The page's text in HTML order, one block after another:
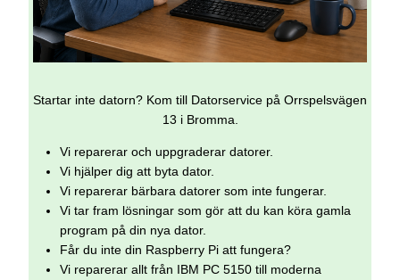
Startar inte datorn? Kom till Datorservice på Orrspelsvägen
13 i Bromma.
Vi reparerar och uppgraderar datorer.
Vi hjälper dig att byta dator.
Vi reparerar bärbara datorer som inte fungerar.
Vi tar fram lösningar som gör att du kan köra gamla
program på din nya dator.
Får du inte din Raspberry Pi att fungera?
Vi reparerar allt från IBM PC 5150 till moderna